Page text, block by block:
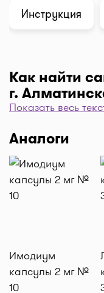
Инструкция
Как найти
г.
Чтобы
"Фильтр", далее
"Выбрать". Самая
вами. Экономьте
Доставка
Нужна быстрая
Алматинская
курьеры
работу по
Показать весь
Аналоги
Имодиум
капсулы 2 мг №
10